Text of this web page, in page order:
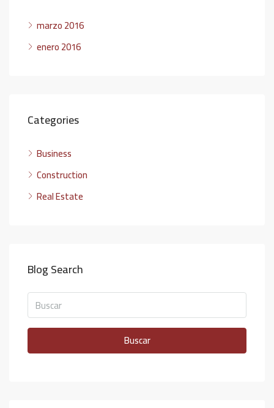
marzo 2016
enero 2016
Categories
Business
Construction
Real Estate
Blog Search
Buscar